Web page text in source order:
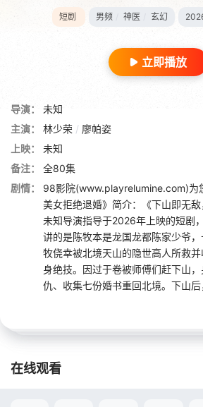
短剧 男频 神医 玄幻
立即播放
导演：
未知
主演：
林少荣 / 廖帕姿
上映：
未知
备注：
全80集
剧情：
98影院(www.playrelumine.com)为
美女拒绝退婚》简介：《下山即无
未知导演指导于2026年上映的短剧
讲的是陈牧本是龙国龙都陈家少爷
牧侥幸被北境天山的隐世高人所救
身绝技。因过于卷被师傅们赶下山
仇、收集七份婚书重回北境。下山
在线观看